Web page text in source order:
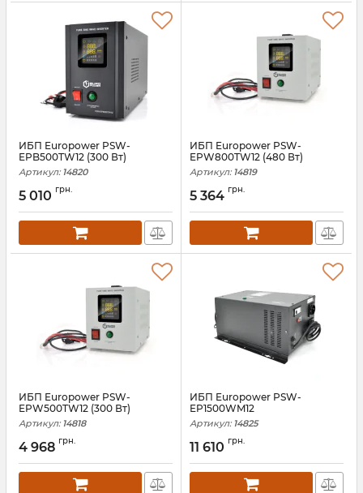
ИБП Europower PSW-
EPB500TW12 (300 Вт)
Артикул: 14820
5 010 грн.
ИБП Europower PSW-
EPW800TW12 (480 Вт)
Артикул: 14819
5 364 грн.
ИБП Europower PSW-
EPW500TW12 (300 Вт)
Артикул: 14818
4 968 грн.
ИБП Europower PSW-
EP1500WM12
Артикул: 14825
11 610 грн.